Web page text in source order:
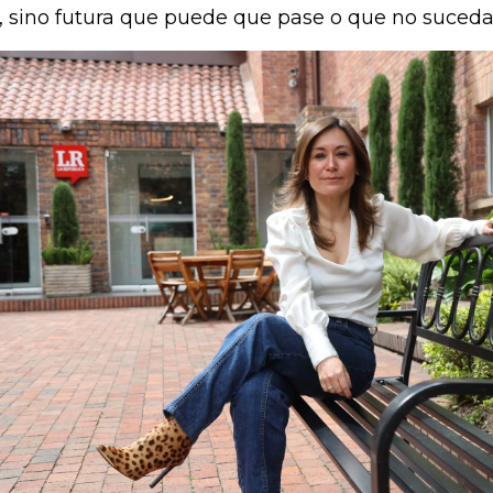
sino futura que puede que pase o que no